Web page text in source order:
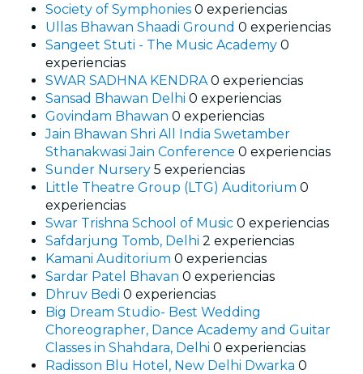
Society of Symphonies 0 experiencias
Ullas Bhawan Shaadi Ground 0 experiencias
Sangeet Stuti - The Music Academy 0
experiencias
SWAR SADHNA KENDRA 0 experiencias
Sansad Bhawan Delhi 0 experiencias
Govindam Bhawan 0 experiencias
Jain Bhawan Shri All India Swetamber
Sthanakwasi Jain Conference 0 experiencias
Sunder Nursery 5 experiencias
Little Theatre Group (LTG) Auditorium 0
experiencias
Swar Trishna School of Music 0 experiencias
Safdarjung Tomb, Delhi 2 experiencias
Kamani Auditorium 0 experiencias
Sardar Patel Bhavan 0 experiencias
Dhruv Bedi 0 experiencias
Big Dream Studio- Best Wedding
Choreographer, Dance Academy and Guitar
Classes in Shahdara, Delhi 0 experiencias
Radisson Blu Hotel, New Delhi Dwarka 0